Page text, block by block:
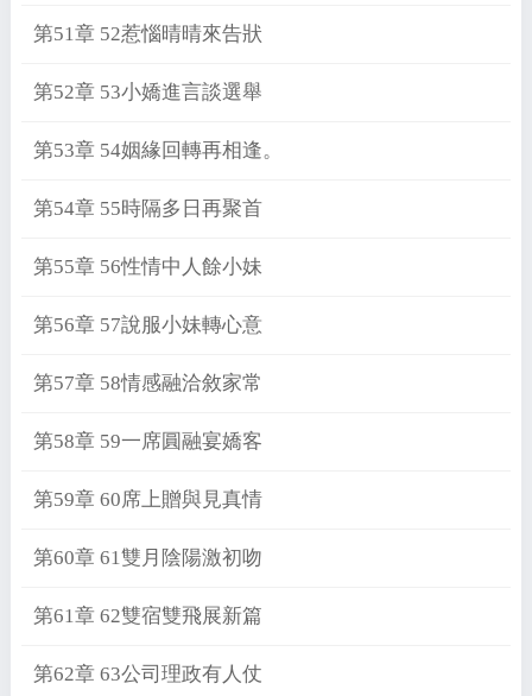
第51章 52惹惱晴晴來告狀
第52章 53小嬌進言談選舉
第53章 54姻緣回轉再相逢。
第54章 55時隔多日再聚首
第55章 56性情中人餘小妹
第56章 57說服小妹轉心意
第57章 58情感融洽敘家常
第58章 59一席圓融宴嬌客
第59章 60席上贈與見真情
第60章 61雙月陰陽激初吻
第61章 62雙宿雙飛展新篇
第62章 63公司理政有人仗